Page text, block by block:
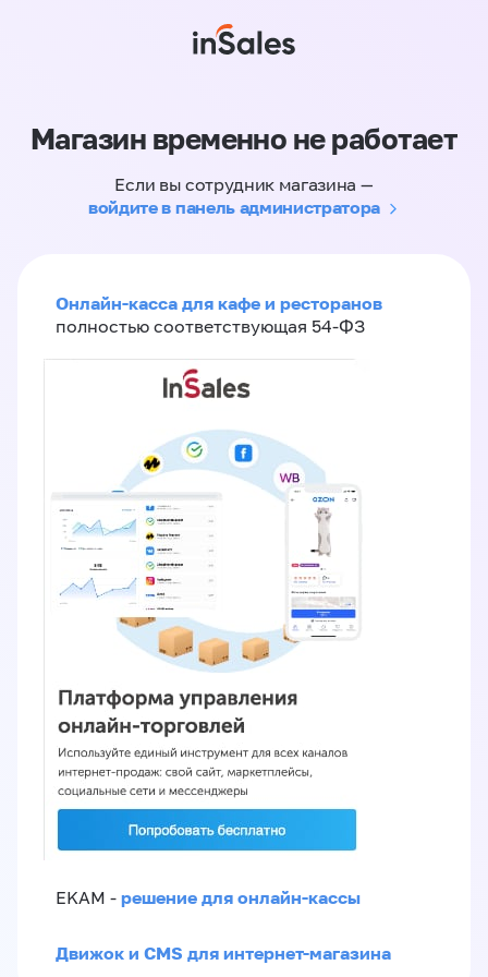
Магазин временно не работает
Если вы сотрудник магазина —
войдите в панель администратора
Онлайн-касса для кафе и ресторанов
полностью соответствующая 54-ФЗ
EKAM - решение для онлайн-кассы
Движок и CMS для интернет-магазина